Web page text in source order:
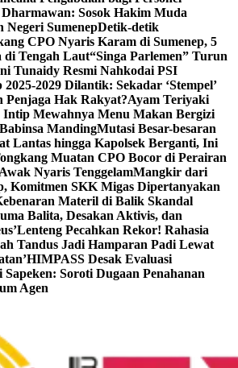
Sosok Hakim Muda
Negeri SumenepDetik-detik
CPO Nyaris Karam di Sumenep, 5
Tengah Laut“Singa Parlemen” Turun
Tunaidy Resmi Nahkodai PSI
2029 Dilantik: Sekadar ‘Stempel’
Hak Rakyat?Ayam Teriyaki
Intip Mewahnya Menu Makan Bergizi
MandingMutasi Besar-besaran
Lantas hingga Kapolsek Berganti, Ini
Muatan CPO Bocor di Perairan
Nyaris TenggelamMangkir dari
Komitmen SKK Migas Dipertanyakan
Materil di Balik Skandal
Balita, Desakan Aktivis, dan
Lenteng Pecahkan Rekor! Rahasia
Tandus Jadi Hamparan Padi Lewat
HIMPASS Desak Evaluasi
Sapeken: Soroti Dugaan Penahanan
Agen